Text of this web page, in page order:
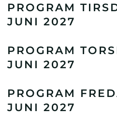
PROGRAM
JUNI 2027
PROGRAM
JUNI 2027
PROGRAM
JUNI 2027